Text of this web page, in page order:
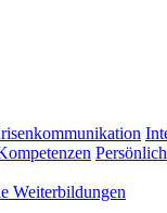
Weiterbildungen